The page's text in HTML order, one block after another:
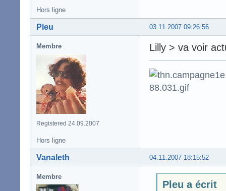
Hors ligne
03.11.2007 09:26:56
Pleu
Membre
Registered 24.09.2007
Lilly > va voir
Hors ligne
04.11.2007 18:15:52
Vanaleth
Membre
Pleu a écrit